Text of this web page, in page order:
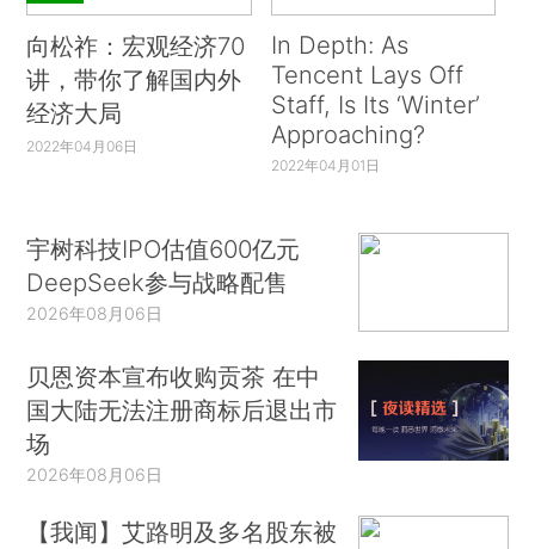
向松祚：宏观经济70
讲，带你了解国内外
经济大局
2022年04月06日
In Depth: As
Tencent Lays Off
Staff, Is Its ‘Winter’
Approaching?
2022年04月01日
宇树科技IPO估值600亿元
DeepSeek参与战略配售
2026年08月06日
贝恩资本宣布收购贡茶 在中
国大陆无法注册商标后退出市
场
2026年08月06日
【我闻】艾路明及多名股东被